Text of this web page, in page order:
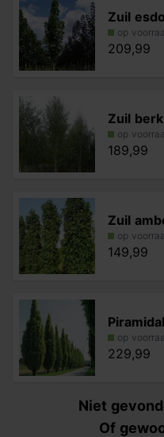
Zuil
op
209,99
Zuil berk
op
189,99
Zuil
op
149,99
op
229,99
Niet
Of